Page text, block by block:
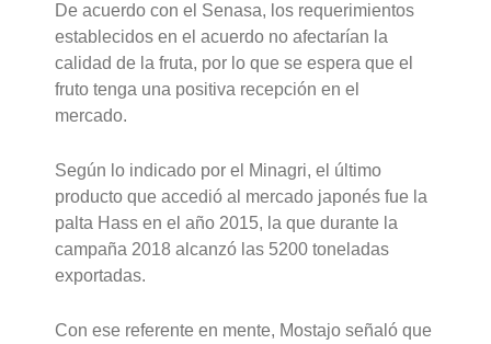
De acuerdo con el Senasa, los requerimientos
establecidos en el acuerdo no afectarían la
calidad de la fruta, por lo que se espera que el
fruto tenga una positiva recepción en el
mercado.
Según lo indicado por el Minagri, el último
producto que accedió al mercado japonés fue la
palta Hass en el año 2015, la que durante la
campaña 2018 alcanzó las 5200 toneladas
exportadas.
Con ese referente en mente, Mostajo señaló que